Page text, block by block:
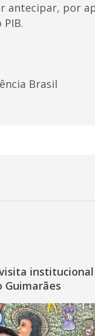
antecipar, por
Brasil
Guimarães